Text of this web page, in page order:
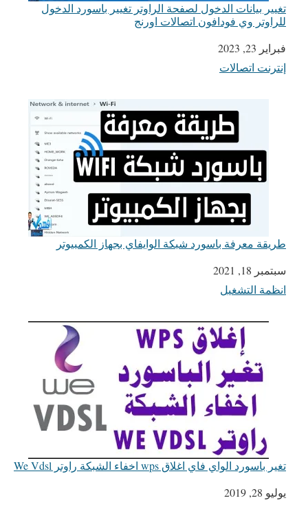
تغيير بيانات الدخول لصفحة الراوتر تغيير باسورد الدخول
للراوتر وي فودافون اتصالات اورنج
التاريخ
فبراير 23, 2023
في ما يتعلق بما يأتي
إنترنت اتصالات
طريقة معرفة باسورد شبكة الوايفاي بجهاز الكمبيوتر
التاريخ
سبتمبر 18, 2021
في ما يتعلق بما يأتي
انظمة التشغيل
تغير باسورد الواي فاي اغلاق wps اخفاء الشبكة راوتر We Vdsl
التاريخ
يوليو 28, 2019